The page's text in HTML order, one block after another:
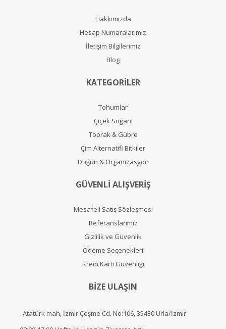
Hakkımızda
Hesap Numaralarımız
İletişim Bilgilerimiz
Blog
KATEGORİLER
Tohumlar
Çiçek Soğanı
Toprak & Gübre
Çim Alternatifi Bitkiler
Düğün & Organizasyon
GÜVENLİ ALIŞVERİŞ
Mesafeli Satış Sözleşmesi
Referanslarımız
Gizlilik ve Güvenlik
Ödeme Seçenekleri
Kredi Kartı Güvenliği
BİZE ULAŞIN
Atatürk mah, İzmir Çeşme Cd. No:106, 35430 Urla/İzmir